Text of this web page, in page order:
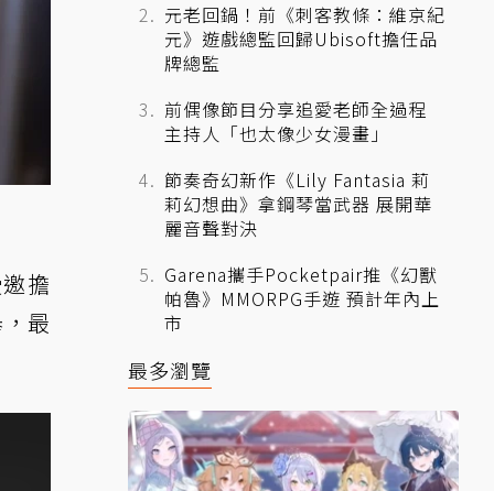
擔
最
元老回鍋！前《刺客教條：維京紀
元》遊戲總監回歸Ubisoft擔任品
牌總監
前偶像節目分享追愛老師全過程
主持人「也太像少女漫畫」
節奏奇幻新作《Lily Fantasia 莉
莉幻想曲》拿鋼琴當武器 展開華
麗音聲對決
Garena攜手Pocketpair推《幻獸
帕魯》MMORPG手遊 預計年內上
市
最多瀏覽